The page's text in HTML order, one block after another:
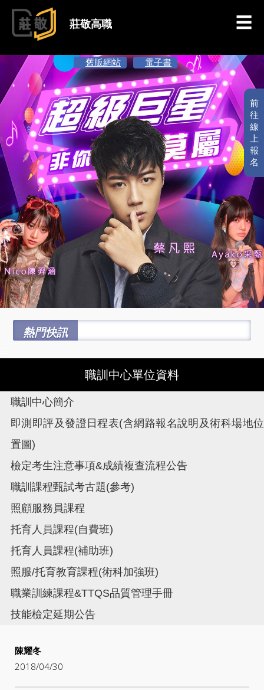
跳到主要內容
莊敬高職
前
往
線
上
報
名
舊版網站 電子書
熱門快訊
職訓中心單位資料
職訓中心簡介
即測即評及發證日程表(含網路報名說明及術科場地位
置圖)
檢定考生注意事項&成績複查流程公告
職訓課程甄試考古題(參考)
照顧服務員課程
托育人員課程(自費班)
托育人員課程(補助班)
照服/托育教育課程(術科加強班)
職業訓練課程&TTQS品質管理手冊
技能檢定延期公告
陳耀冬
2018/04/30